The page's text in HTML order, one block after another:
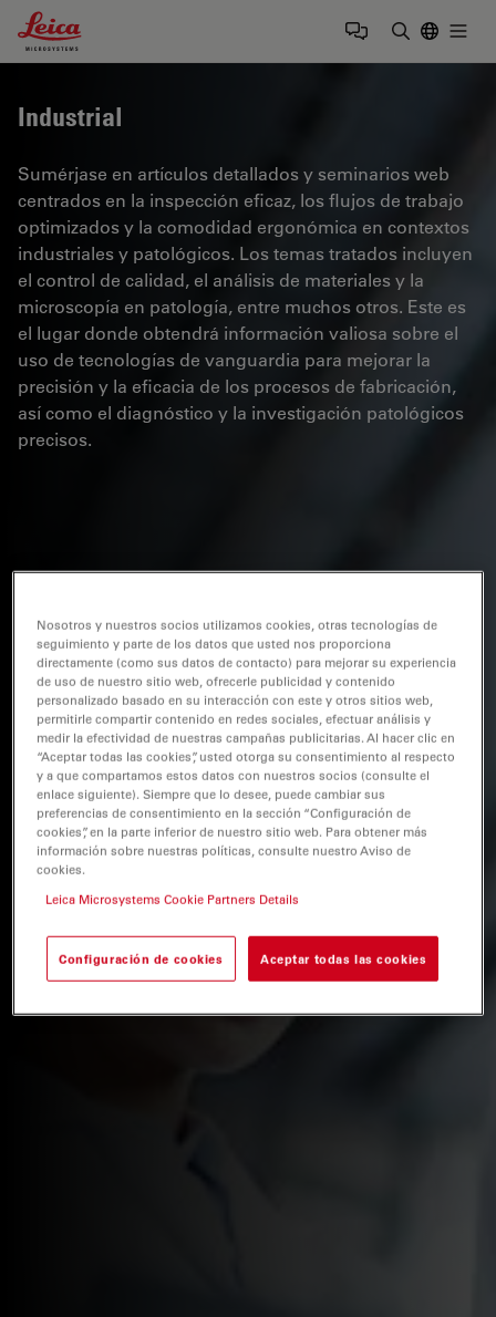
Leica Microsystems Logo
Industrial
Sumérjase en artículos detallados y seminarios web
centrados en la inspección eficaz, los flujos de trabajo
optimizados y la comodidad ergonómica en contextos
industriales y patológicos. Los temas tratados incluyen
el control de calidad, el análisis de materiales y la
microscopía en patología, entre muchos otros. Este es
el lugar donde obtendrá información valiosa sobre el
uso de tecnologías de vanguardia para mejorar la
precisión y la eficacia de los procesos de fabricación,
así como el diagnóstico y la investigación patológicos
precisos.
Nosotros y nuestros socios utilizamos cookies, otras tecnologías de
seguimiento y parte de los datos que usted nos proporciona
directamente (como sus datos de contacto) para mejorar su experiencia
de uso de nuestro sitio web, ofrecerle publicidad y contenido
personalizado basado en su interacción con este y otros sitios web,
permitirle compartir contenido en redes sociales, efectuar análisis y
medir la efectividad de nuestras campañas publicitarias. Al hacer clic en
“Aceptar todas las cookies”, usted otorga su consentimiento al respecto
y a que compartamos estos datos con nuestros socios (consulte el
enlace siguiente). Siempre que lo desee, puede cambiar sus
preferencias de consentimiento en la sección “Configuración de
cookies”, en la parte inferior de nuestro sitio web. Para obtener más
información sobre nuestras políticas, consulte nuestro Aviso de
cookies.
Leica Microsystems Cookie Partners Details
Configuración de cookies Aceptar todas las cookies